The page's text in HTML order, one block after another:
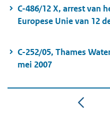
C-486/12 X, arrest van
Europese Unie van 12
C-252/05, Thames
mei 2007